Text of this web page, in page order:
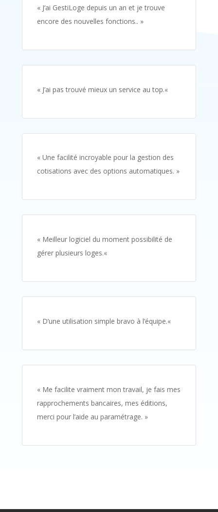
« J‘ai GestiLoge depuis un an et je trouve
encore des nouvelles fonctions.. »
« J’ai pas trouvé mieux un service au top.«
« Une facilité incroyable pour la gestion des
cotisations avec des options automatiques. »
« Meilleur logiciel du moment possibilité de
gérer plusieurs loges.«
« D’une utilisation simple bravo à l’équipe.«
« Me facilite vraiment mon travail, je fais mes
rapprochements bancaires, mes éditions,
merci pour l’aide au paramétrage. »